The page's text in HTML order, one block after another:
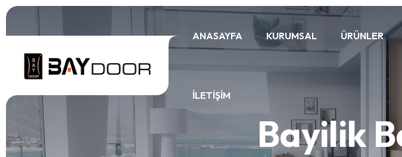
ANASAYFA KURUMSAL ÜRÜNLER
İLETIŞIM
Bayilik